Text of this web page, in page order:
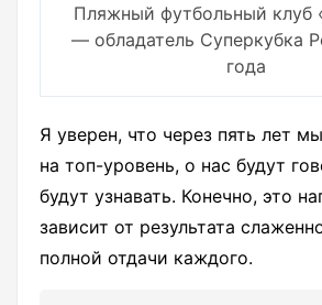
Пляжный футбольный клуб
— обладатель Суперкубка
года
Я уверен, что через пять лет
на топ-уровень, о нас будут
будут узнавать. Конечно, это
зависит от результата
полной отдачи каждого.